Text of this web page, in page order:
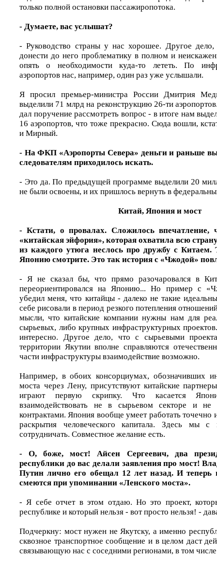
только полной остановки пассажиропотока.
- Думаете, вас услышат?
- Руководство страны у нас хорошее. Другое дело,
донести до него проблематику в полном и
опять о необходимости куда-то лететь. По
аэропортов нас, например, один раз уже услышали.
Я просил премьер-министра России Дмитрия
выделили 71 млрд на реконструкцию 26-ти
дал поручение рассмотреть вопрос - в итоге нам
16 аэропортов, что тоже прекрасно. Сюда вошли,
и Мирный.
- На ФКП «Аэропорты Севера» деньги и раньше
следователям приходилось искать.
- Это да. По предыдущей программе выделили 20
не были освоены, и их пришлось вернуть в
Китай, Япония и мост
- Кстати, о провалах. Сложилось впечатление,
«китайская эйфория», которая охватила всю
из каждого утюга неслось про дружбу с
Японию смотрите. Это так история с «Чжодой»
- Я не сказал бы, что прямо разочаровался в
переориентировался на Японию... Но пример с
убедил меня, что китайцы - далеко не такие
себе рисовали в период резкого потепления
мысли, что китайские компании нужны нам для
сырьевых, либо крупных инфраструктурных
интересно. Другое дело, что с сырьевыми
территории Якутии вполне справляются
части инфраструктуры взаимодействие возможно.
Например, в обоих консорциумах, обозначивших
моста через Лену, присутствуют китайские
играют первую скрипку. Что касается
взаимодействовать не в сырьевом секторе и не
контрактами. Япония вообще умеет работать точечно
раскрытия человеческого капитала. Здесь мы
сотрудничать. Совместное желание есть.
- О, боже, мост! Айсен Сергеевич, два
республики до вас делали заявления про мост!
Путин лично его обещал 12 лет назад. И
смеются при упоминании «Ленского моста».
- Я себе отчет в этом отдаю. Но это проект,
республике и который нельзя - вот просто нельзя! -
Подчеркну: мост нужен не Якутску, а именно
сквозное транспортное сообщение и в целом даст
связывающую нас с соседними регионами, в том